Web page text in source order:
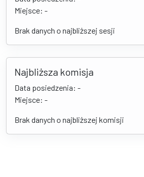
Miejsce: -
Brak danych o najbliższej sesji
Najbliższa komisja
Data posiedzenia: -
Miejsce: -
Brak danych o najbliższej komisji